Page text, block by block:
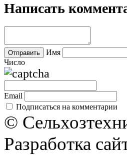
Написать
Имя
Число
Email
Подписаться на комментарии
©
Разработка